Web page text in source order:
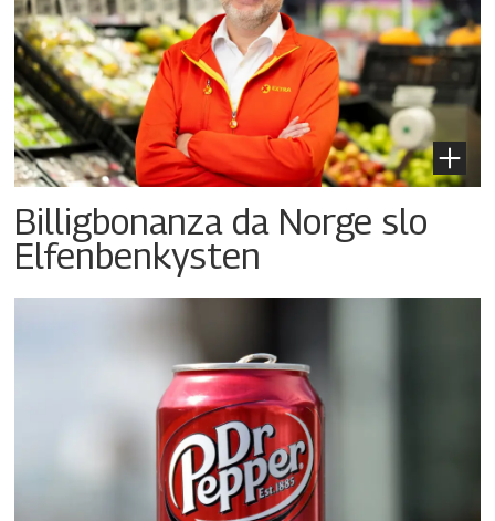
Billigbonanza da Norge slo
Elfenbenkysten